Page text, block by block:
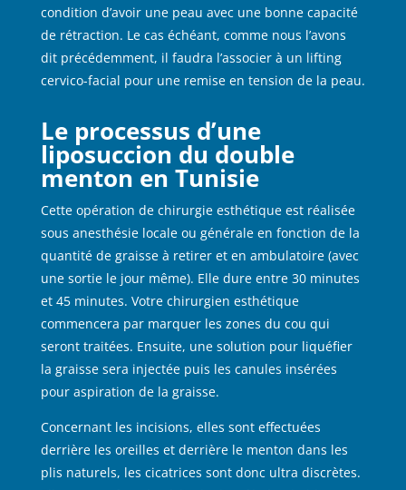
condition d’avoir une peau avec une bonne capacité
de rétraction. Le cas échéant, comme nous l’avons
dit précédemment, il faudra l’associer à un lifting
cervico-facial pour une remise en tension de la peau.
Le processus d’une
liposuccion du double
menton en Tunisie
Cette opération de chirurgie esthétique est réalisée
sous anesthésie locale ou générale en fonction de la
quantité de graisse à retirer et en ambulatoire (avec
une sortie le jour même). Elle dure entre 30 minutes
et 45 minutes. Votre chirurgien esthétique
commencera par marquer les zones du cou qui
seront traitées. Ensuite, une solution pour liquéfier
la graisse sera injectée puis les canules insérées
pour aspiration de la graisse.
Concernant les incisions, elles sont effectuées
derrière les oreilles et derrière le menton dans les
plis naturels, les cicatrices sont donc ultra discrètes.